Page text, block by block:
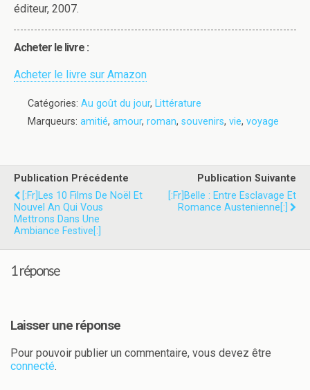
éditeur, 2007.
Acheter le livre :
Acheter le livre sur Amazon
Catégories: Au goût du jour, Littérature
Marqueurs: amitié, amour, roman, souvenirs, vie, voyage
Publication Précédente
[:fr]Les 10 Films De Noël Et
Nouvel An Qui Vous
Mettrons Dans Une
Ambiance Festive[:]
Publication Suivante
[:fr]Belle : Entre Esclavage Et
Romance Austenienne[:]
1 réponse
Laisser une réponse
Pour pouvoir publier un commentaire, vous devez être
connecté.